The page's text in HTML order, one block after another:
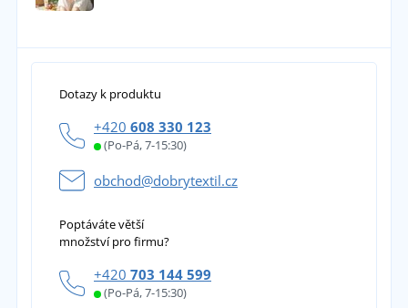
Dotazy k produktu
+420 608 330 123
(Po-Pá, 7-15:30)
obchod@dobrytextil.cz
Poptáváte větší
množství pro firmu?
+420 703 144 599
(Po-Pá, 7-15:30)